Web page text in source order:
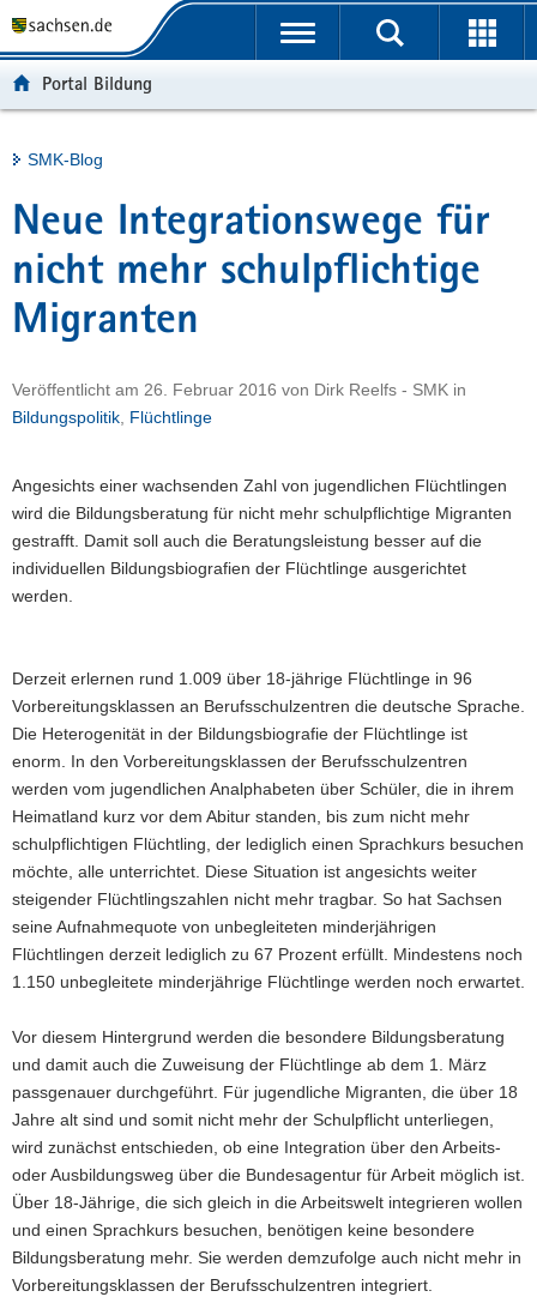
t
b
e
r
g
r
f
e
d
e
N
a
v
a
t
i
o
n
u
n
h
a
t
e
v
c
e
Portalübergreifende
Portal Bildung
Hauptinhalt
SMK-Blog
Neue Integrationswege für
nicht mehr schulpflichtige
Migranten
Veröffentlicht am 26. Februar 2016 von Dirk Reelfs - SMK in
Bildungspolitik Flüchtlinge
Angesichts einer wachsenden Zahl von jugendlichen Flüchtlingen
wird die Bildungsberatung für nicht mehr schulpflichtige Migranten
gestrafft. Damit soll auch die Beratungsleistung besser auf die
individuellen Bildungsbiografien der Flüchtlinge ausgerichtet
werden.
Derzeit erlernen rund 1.009 über 18-jährige Flüchtlinge in 96
Vorbereitungsklassen an Berufsschulzentren die deutsche Sprache.
Die Heterogenität in der Bildungsbiografie der Flüchtlinge ist
enorm. In den Vorbereitungsklassen der Berufsschulzentren
werden vom jugendlichen Analphabeten über Schüler, die in ihrem
Heimatland kurz vor dem Abitur standen, bis zum nicht mehr
schulpflichtigen Flüchtling, der lediglich einen Sprachkurs besuchen
möchte, alle unterrichtet. Diese Situation ist angesichts weiter
steigender Flüchtlingszahlen nicht mehr tragbar. So hat Sachsen
seine Aufnahmequote von unbegleiteten minderjährigen
Flüchtlingen derzeit lediglich zu 67 Prozent erfüllt. Mindestens noch
1.150 unbegleitete minderjährige Flüchtlinge werden noch erwartet.
Vor diesem Hintergrund werden die besondere Bildungsberatung
und damit auch die Zuweisung der Flüchtlinge ab dem 1. März
passgenauer durchgeführt. Für jugendliche Migranten, die über 18
Jahre alt sind und somit nicht mehr der Schulpflicht unterliegen,
wird zunächst entschieden, ob eine Integration über den Arbeits-
oder Ausbildungsweg über die Bundesagentur für Arbeit möglich ist.
Über 18-Jährige, die sich gleich in die Arbeitswelt integrieren wollen
und einen Sprachkurs besuchen, benötigen keine besondere
Bildungsberatung mehr. Sie werden demzufolge auch nicht mehr in
Vorbereitungsklassen der Berufsschulzentren integriert.